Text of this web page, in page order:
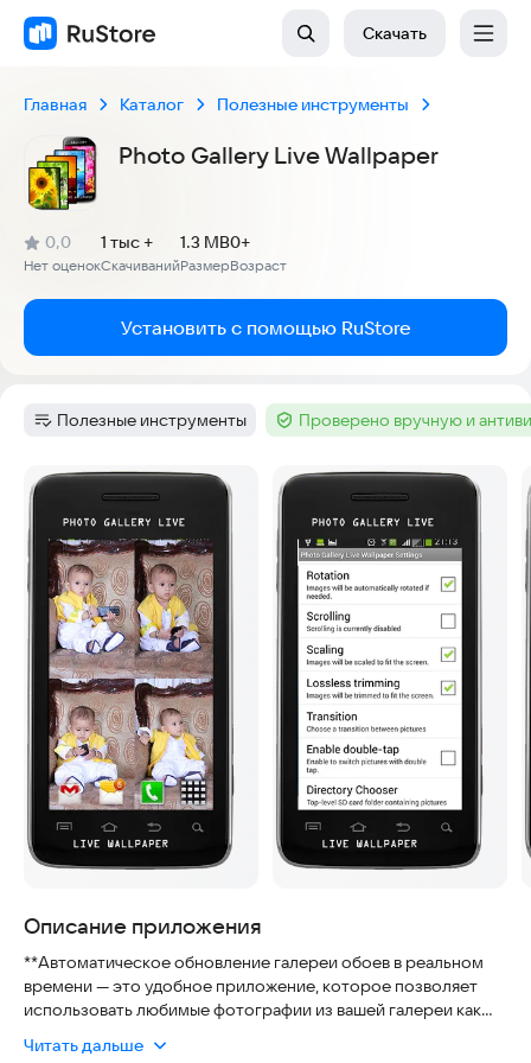
Скачать
Главная Каталог Полезные инструменты
Photo Gallery Live Wallpaper
Рейтинг:
0,0
(
Нет оценок
)
Скачиваний
1 тыс +
Размер
1.3 MB
Возраст
0+
Установить с помощью RuStore
Категория:
Полезные инструменты Тег :Проверено вручную и
Скриншоты
Описание приложения
**Автоматическое обновление галереи обоев в реальном
времени — это удобное приложение, которое позволяет
использовать любимые фотографии из вашей галереи как
пользователи беспокоятся о безопасности и удобстве таких
Читать дальше